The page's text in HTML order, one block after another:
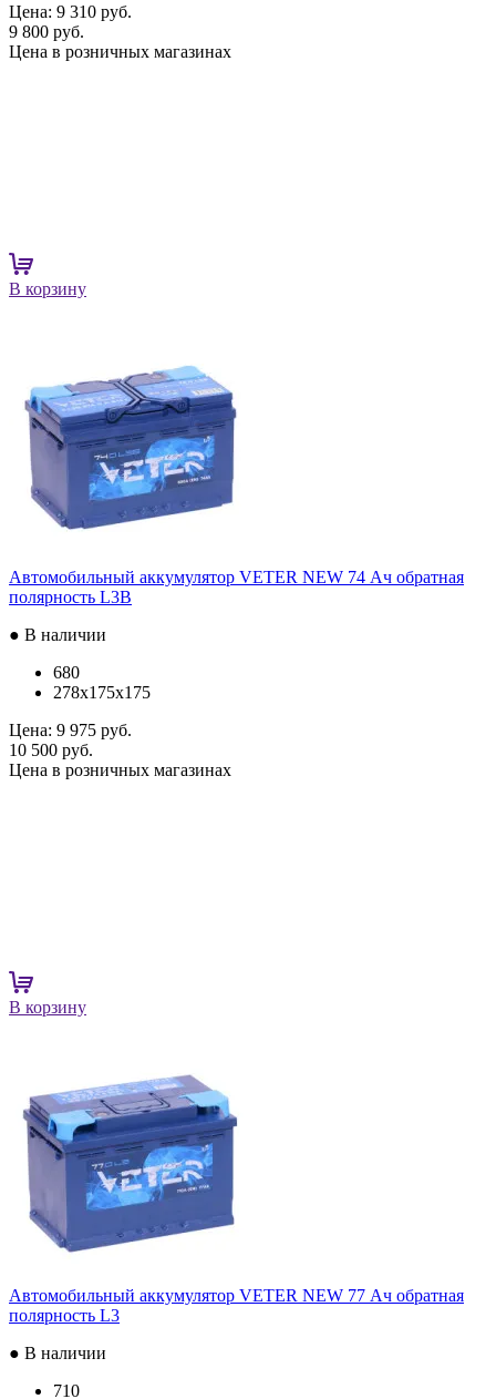
Цена: 9 310 руб.
9 800 руб.
Цена в розничных магазинах
В корзину
Автомобильный аккумулятор VETER NEW 74 Ач обратная
полярность L3B
● В наличии
680
278x175x175
Цена: 9 975 руб.
10 500 руб.
Цена в розничных магазинах
В корзину
Автомобильный аккумулятор VETER NEW 77 Ач обратная
полярность L3
● В наличии
710